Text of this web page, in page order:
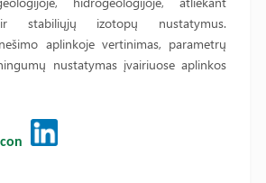
stabiliųjų izotopų nustatymus.
aplinkoje vertinimas, parametrų
nustatymas įvairiuose aplinkos